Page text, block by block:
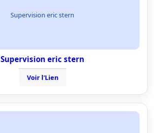
Supervision eric stern
Supervision eric stern
Voir l'Lien